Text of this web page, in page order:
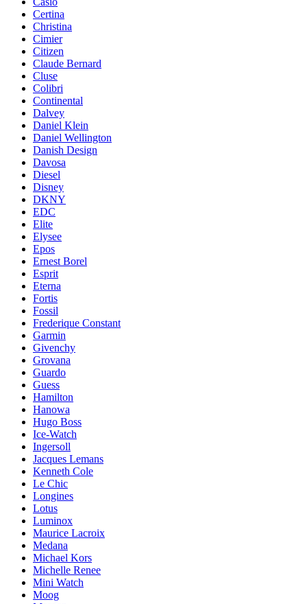
Certina
Christina
Cimier
Citizen
Claude Bernard
Cluse
Colibri
Continental
Dalvey
Daniel Klein
Daniel Wellington
Danish Design
Davosa
Diesel
Disney
DKNY
EDC
Elite
Elysee
Epos
Ernest Borel
Esprit
Eterna
Fortis
Fossil
Frederique Constant
Garmin
Givenchy
Grovana
Guardo
Guess
Hamilton
Hanowa
Hugo Boss
Ice-Watch
Ingersoll
Jacques Lemans
Kenneth Cole
Le Chic
Longines
Lotus
Luminox
Maurice Lacroix
Medana
Michael Kors
Michelle Renee
Mini Watch
Moog